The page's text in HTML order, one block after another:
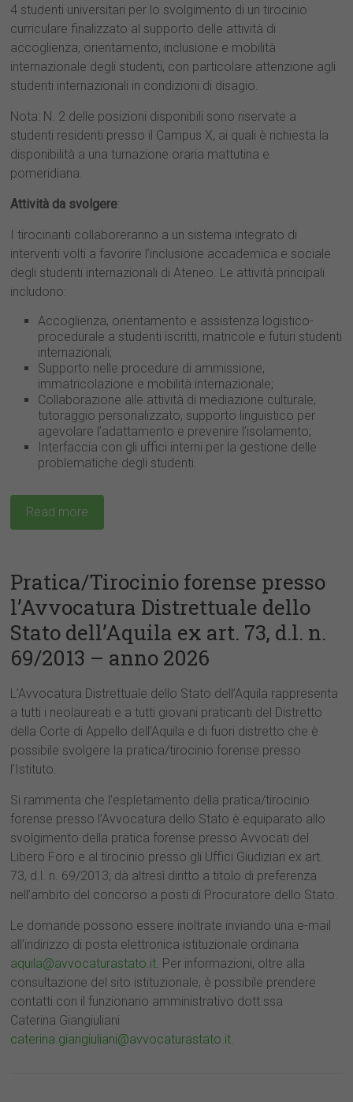
4 studenti universitari per lo svolgimento di un tirocinio
curriculare finalizzato al supporto delle attività di
accoglienza, orientamento, inclusione e mobilità
internazionale degli studenti, con particolare attenzione agli
studenti internazionali in condizioni di disagio.
Nota: N. 2 delle posizioni disponibili sono riservate a
studenti residenti presso il Campus X, ai quali è richiesta la
disponibilità a una turnazione oraria mattutina e
pomeridiana.
Attività da svolgere:
I tirocinanti collaboreranno a un sistema integrato di
interventi volti a favorire l’inclusione accademica e sociale
degli studenti internazionali di Ateneo. Le attività principali
includono:
Accoglienza, orientamento e assistenza logistico-
procedurale a studenti iscritti, matricole e futuri studenti
internazionali;
Supporto nelle procedure di ammissione,
immatricolazione e mobilità internazionale;
Collaborazione alle attività di mediazione culturale,
tutoraggio personalizzato, supporto linguistico per
agevolare l’adattamento e prevenire l’isolamento;
Interfaccia con gli uffici interni per la gestione delle
problematiche degli studenti.
Read more
Pratica/Tirocinio forense presso
l’Avvocatura Distrettuale dello
Stato dell’Aquila ex art. 73, d.l. n.
69/2013 – anno 2026
L’Avvocatura Distrettuale dello Stato dell’Aquila rappresenta
a tutti i neolaureati e a tutti giovani praticanti del Distretto
della Corte di Appello dell’Aquila e di fuori distretto che è
possibile svolgere la pratica/tirocinio forense presso
l’Istituto.
Si rammenta che l’espletamento della pratica/tirocinio
forense presso l’Avvocatura dello Stato è equiparato allo
svolgimento della pratica forense presso Avvocati del
Libero Foro e al tirocinio presso gli Uffici Giudiziari ex art.
73, d.l. n. 69/2013; dà altresì diritto a titolo di preferenza
nell’ambito del concorso a posti di Procuratore dello Stato.
Le domande possono essere inoltrate inviando una e-mail
all’indirizzo di posta elettronica istituzionale ordinaria
aquila@avvocaturastato.it. Per informazioni, oltre alla
consultazione del sito istituzionale, è possibile prendere
contatti con il funzionario amministrativo dott.ssa
Caterina Giangiuliani
caterina.giangiuliani@avvocaturastato.it.